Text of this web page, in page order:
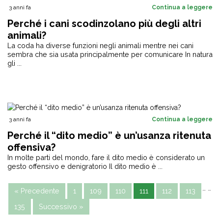
3 anni fa Continua a leggere
Perché i cani scodinzolano più degli altri
animali?
La coda ha diverse funzioni negli animali mentre nei cani
sembra che sia usata principalmente per comunicare In natura
gli ...
3 anni fa Continua a leggere
Perché il “dito medio” è un’usanza ritenuta
offensiva?
In molte parti del mondo, fare il dito medio è considerato un
gesto offensivo e denigratorio Il dito medio è ...
« Precedente 1 109 110 111 112 113
135 Successivo »